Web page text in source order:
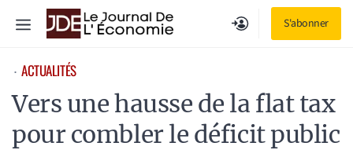
S'abonner
Menu
⋅ ACTUALITÉS
Vers une hausse de la flat tax
pour combler le déficit public